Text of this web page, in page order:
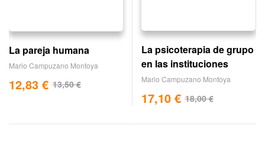
La pareja humana
Mario Campuzano Montoya
13,50€
12,83 €
La psicoterapia de grupo
en las instituciones
Mario Campuzano Montoya
18,00€
17,10 €